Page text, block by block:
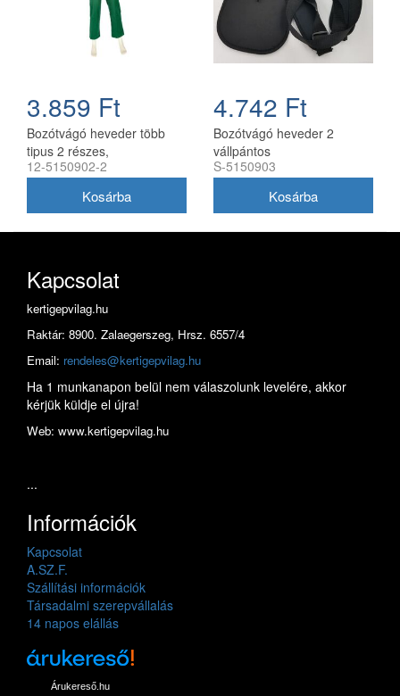
3.859 Ft
Bozótvágó heveder több
tipus 2 részes,
combvédővel utángyártott
12-5150902-2
4.742 Ft
Bozótvágó heveder 2
vállpántos
S-5150903
Kapcsolat
kertigepvilag.hu
Raktár: 8900. Zalaegerszeg, Hrsz. 6557/4
Email: rendeles@kertigepvilag.hu
Ha 1 munkanapon belül nem válaszolunk levelére, akkor
kérjük küldje el újra!
Web: www.kertigepvilag.hu
...
Információk
Kapcsolat
A.SZ.F.
Szállítási információk
Társadalmi szerepvállalás
14 napos elállás
Árukereső.hu